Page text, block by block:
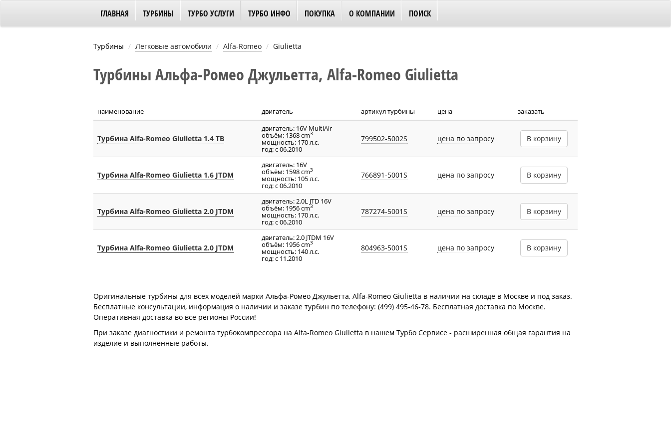
ГЛАВНАЯ ТУРБИНЫ ТУРБО УСЛУГИ ТУРБО ИНФО ПОКУПКА О КОМПАНИИ ПОИСК
Турбины Легковые автомобили Alfa-Romeo Giulietta
Турбины Альфа-Ромео Джульетта, Alfa-Romeo Giulietta
наименование двигатель артикул турбины цена заказать
Турбина Alfa-Romeo Giulietta 1.4 TB
двигатель: 16V MultiAir
объём: 1368 cm3
мощность: 170 л.с.
год: с 06.2010
799502-5002S цена по запросу В корзину
Турбина Alfa-Romeo Giulietta 1.6 JTDM
двигатель: 16V
объём: 1598 cm3
мощность: 105 л.с.
год: с 06.2010
766891-5001S цена по запросу В корзину
Турбина Alfa-Romeo Giulietta 2.0 JTDM
двигатель: 2.0L JTD 16V
объём: 1956 cm3
мощность: 170 л.с.
год: с 06.2010
787274-5001S цена по запросу В корзину
Турбина Alfa-Romeo Giulietta 2.0 JTDM
двигатель: 2.0 JTDM 16V
объём: 1956 cm3
мощность: 140 л.с.
год: с 11.2010
804963-5001S цена по запросу В корзину
Оригинальные турбины для всех моделей марки Альфа-Ромео Джульетта, Alfa-Romeo Giulietta в наличии на складе в Москве и под заказ.
Бесплатные консультации, информация о наличии и заказе турбин по телефону: (499) 495-46-78. Бесплатная доставка по Москве.
Оперативная доставка во все регионы России!
При заказе диагностики и ремонта турбокомпрессора на Alfa-Romeo Giulietta в нашем Турбо Сервисе - расширенная общая гарантия на
изделие и выполненные работы.